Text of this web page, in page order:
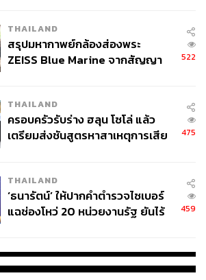
THAILAND
สรุปมหากาพย์กล้องส่องพระ
ZEISS Blue Marine จากสัญญา
จ่ายหนี้-แอบระบุแบรนด์
522
THAILAND
ครอบครัวรับร่าง ฮลุน โซโล่ แล้ว
เตรียมส่งชันสูตรหาสาเหตุการเสีย
475
THAILAND
‘ธนารัตน์’ ให้ปากคำตำรวจไซเบอร์
แฉช่องโหว่ 20 หน่วยงานรัฐ ยันไร้
459